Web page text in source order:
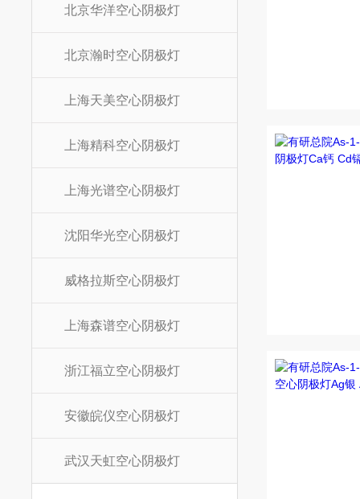
北京华洋空心阴极灯
北京瀚时空心阴极灯
上海天美空心阴极灯
上海精科空心阴极灯
上海光谱空心阴极灯
沈阳华光空心阴极灯
威格拉斯空心阴极灯
上海森谱空心阴极灯
浙江福立空心阴极灯
安徽皖仪空心阴极灯
武汉天虹空心阴极灯